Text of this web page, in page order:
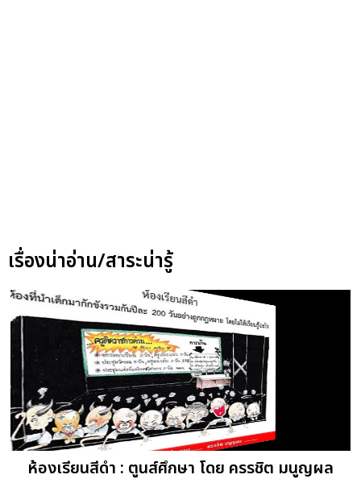
เรื่องน่าอ่าน/สาระน่ารู้
ห้องเรียนสีดำ : ตูนส์ศึกษา โดย ครรชิต มนูญผล